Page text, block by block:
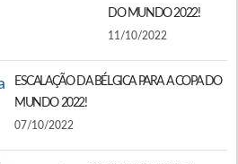
DO MUNDO 2022!
11/10/2022
ESCALAÇÃO DA BÉLGICA PARA A COPA DO
MUNDO 2022!
07/10/2022